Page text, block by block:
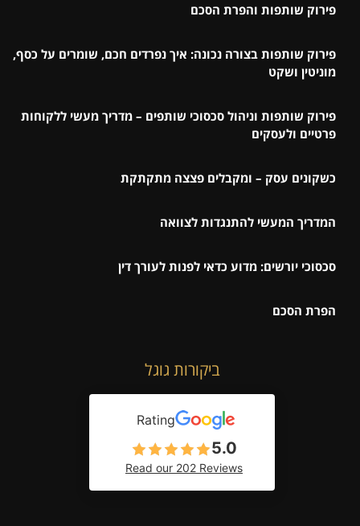
פירוק שותפות והפרת הסכם
פירוק שותפות בצורה נכונה: איך נפרדים חכם, שומרים על כסף,
מוניטין ושקט
פירוק שותפות וניהול סכסוכי שותפים – מדריך מעשי ללקוחות
פרטיים ולעסקים
כשקונים עסק – ומקבלים פצצה מתקתקת
המדריך המעשי להתנגדות לצוואה
סכסוכי יורשים: מדוע כדאי לפנות לעורך דין
הפרת הסכם
ביקורות גוגל
Rating
5.0
Read our 202 Reviews